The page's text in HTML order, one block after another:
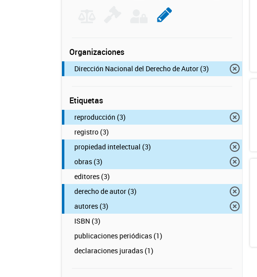
Organizaciones
Dirección Nacional del Derecho de Autor (3)
Etiquetas
reproducción (3)
registro (3)
propiedad intelectual (3)
obras (3)
editores (3)
derecho de autor (3)
autores (3)
ISBN (3)
publicaciones periódicas (1)
declaraciones juradas (1)